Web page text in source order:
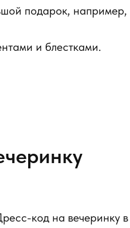
подарок, например,
и блестками.
код на вечеринку в